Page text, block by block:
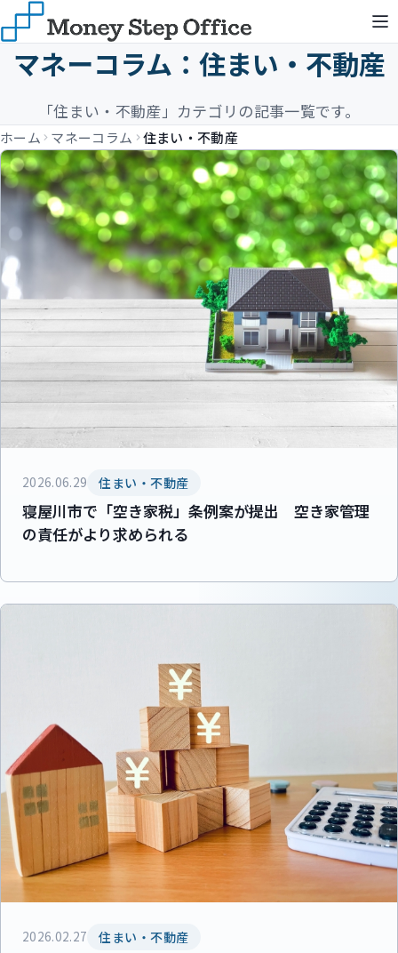
マネーコラム：住まい・不動産
「住まい・不動産」カテゴリの記事一覧です。
ホーム マネーコラム 住まい・不動産
2026.06.29 住まい・不動産
寝屋川市で「空き家税」条例案が提出 空き家管理
の責任がより求められる
2026.02.27 住まい・不動産